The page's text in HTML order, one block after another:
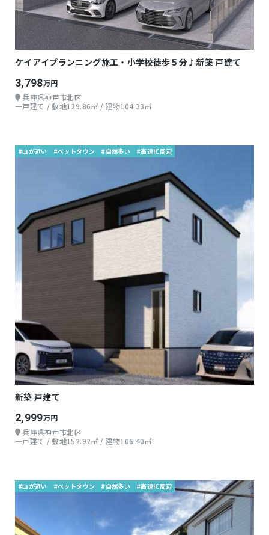
ケイアイプランニング施工・小学校徒歩５分♪新築 戸建て
3,798万円
兵庫県神戸市北区
一戸建て / 敷地129.86㎡ / 建物104.33㎡
#山が近い #ベットタウン #自然多い #高速IC周辺
新築 戸建て
2,999万円
兵庫県神戸市北区
一戸建て / 敷地152.92㎡ / 建物106.40㎡
#山が近い #ベットタウン #自然多い #高速IC周辺